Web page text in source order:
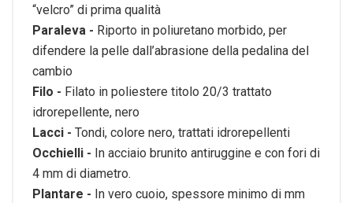
“velcro” di prima qualità
Paraleva - Riporto in poliuretano morbido, per
difendere la pelle dall’abrasione della pedalina del
cambio
Filo - Filato in poliestere titolo 20/3 trattato
idrorepellente, nero
Lacci - Tondi, colore nero, trattati idrorepellenti
Occhielli - In acciaio brunito antiruggine e con fori di
4 mm di diametro.
Plantare - In vero cuoio, spessore minimo di mm